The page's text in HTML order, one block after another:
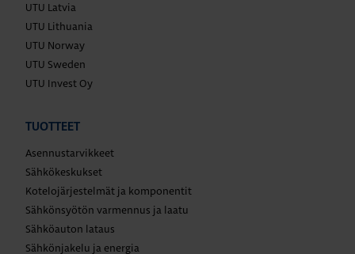
UTU Latvia
UTU Lithuania
UTU Norway
UTU Sweden
UTU Invest Oy
TUOTTEET
Asennustarvikkeet
Sähkökeskukset
Kotelojärjestelmät ja komponentit
Sähkönsyötön varmennus ja laatu
Sähköauton lataus
Sähkönjakelu ja energia